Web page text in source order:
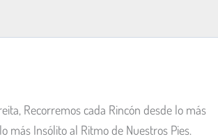
Recorremos cada Rincón desde lo más
más Insólito al Ritmo de Nuestros Pies.